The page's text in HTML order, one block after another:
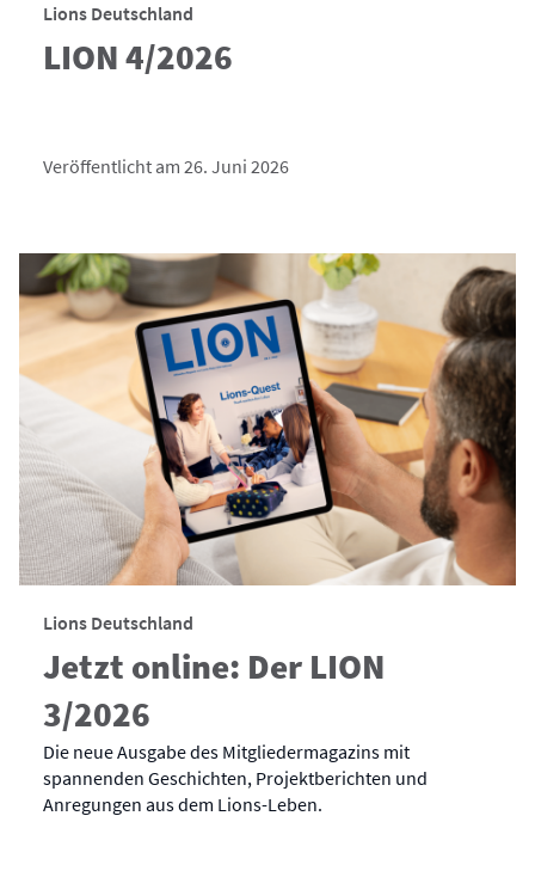
Lions Deutschland
LION 4/2026
Veröffentlicht am 26. Juni 2026
Lions Deutschland
Jetzt online: Der LION
3/2026
Die neue Ausgabe des Mitgliedermagazins mit
spannenden Geschichten, Projektberichten und
Anregungen aus dem Lions-Leben.